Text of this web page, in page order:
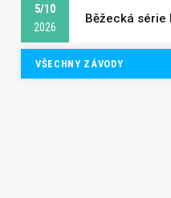
5/10
2026
Běžecká série
VŠECHNY ZÁVODY